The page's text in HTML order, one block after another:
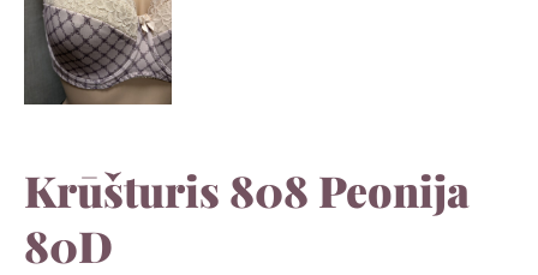
Krūšturis 808 Peonija
80D